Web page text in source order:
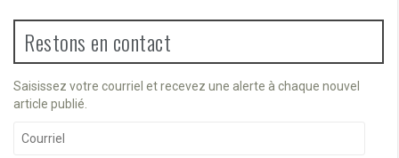
Restons en contact
Saisissez votre courriel et recevez une alerte à chaque nouvel
article publié.
Courriel